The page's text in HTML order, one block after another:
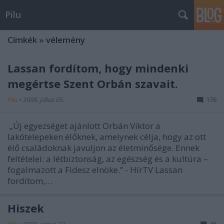
Pilu
Címkék » vélemény
Lassan fordítom, hogy mindenki
megértse Szent Orbán szavait.
Pilu • 2008. július 05. 176
„Új egyezséget ajánlott Orbán Viktor a
lakótelepeken élőknek, amelynek célja, hogy az ott
élő családoknak javuljon az életminősége. Ennek
feltételei: a létbiztonság, az egészség és a kultúra –
fogalmazott a Fidesz elnöke.” - HírTV Lassan
fordítom,…
Hiszek